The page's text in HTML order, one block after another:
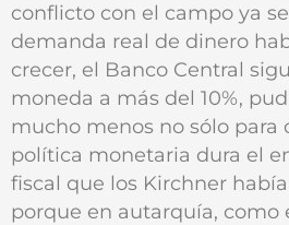
conflicto con el campo ya
demanda real de dinero
crecer, el Banco Central
moneda a más del 10%,
mucho menos no sólo para
política monetaria dura el
fiscal que los Kirchner
porque en autarquía, como